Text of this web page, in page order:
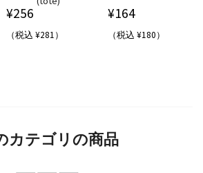
¥256
（税込 ¥281）
¥164
（税込 ¥180）
カテゴリの商品